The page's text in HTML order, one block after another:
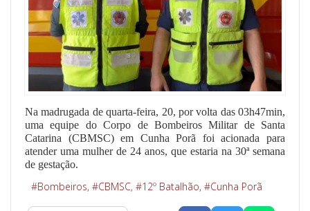
Na madrugada de quarta-feira, 20, por volta das 03h47min,
uma equipe do Corpo de Bombeiros Militar de Santa
Catarina (CBMSC) em Cunha Porã foi acionada para
atender uma mulher de 24 anos, que estaria na 30ª semana
de gestação.
Bombeiros CBMSC 12º Batalhão Cunha Porã